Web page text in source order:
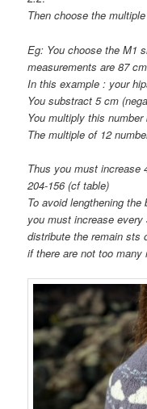
Then choose the
Eg: You choose the M1
measurements are 87
In this example : your
You substract 5 cm
You multiply this
The multiple of 12
Thus you must increase
204-156 (cf table)
To avoid lengthening
you must increase
distribute the remain sts
if there are not too many